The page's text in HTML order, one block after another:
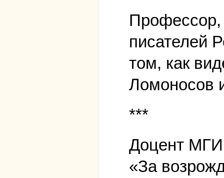
Профессор,
писателей
том, как
Ломоносов
***
Доцент
«За